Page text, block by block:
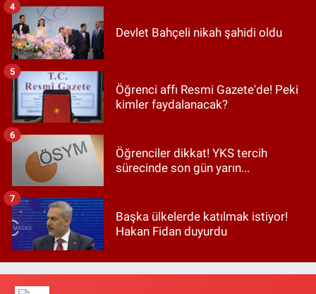
Devlet Bahçeli nikah şahidi oldu
4
Öğrenci affı Resmi Gazete'de! Peki
kimler faydalanacak?
5
Öğrenciler dikkat! YKS tercih
sürecinde son gün yarın...
6
Başka ülkelerde katılmak istiyor!
Hakan Fidan duyurdu
7